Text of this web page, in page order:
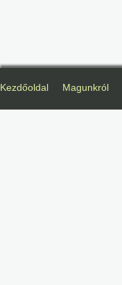
Kezdőoldal Magunkról